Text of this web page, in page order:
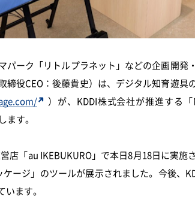
ーク「リトルプラネット」などの企画開発
締役CEO：後藤貴史）は、デジタル知育遊具
）が、KDDI株式会社が推進する
す。
店「au IKEBUKURO」で本日8月18日に実施
ージ」のツールが展示されました。今後、
ます。